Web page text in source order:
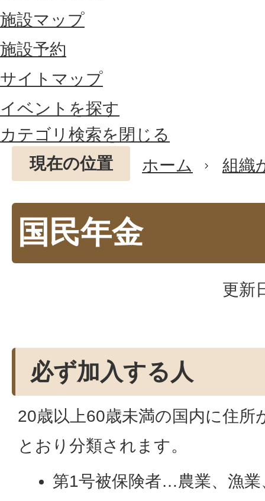
施設マップ
施設予約
サイトマップ
イベントを探す
カテゴリ検索を閉じる
現在の位置
ホーム 組織
国民年金
更新
必ず加入する人
20歳以上60歳未満の国内に住所
とおり分類されます。
第1号被保険者…農業、漁